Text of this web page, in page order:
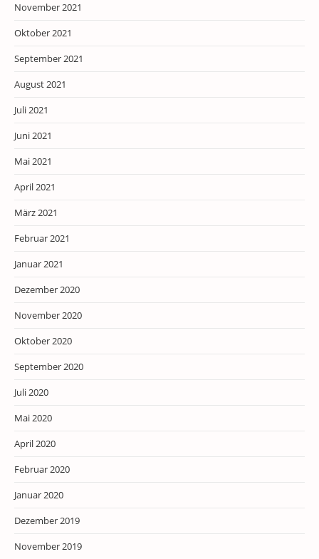
November 2021
Oktober 2021
September 2021
August 2021
Juli 2021
Juni 2021
Mai 2021
April 2021
März 2021
Februar 2021
Januar 2021
Dezember 2020
November 2020
Oktober 2020
September 2020
Juli 2020
Mai 2020
April 2020
Februar 2020
Januar 2020
Dezember 2019
November 2019